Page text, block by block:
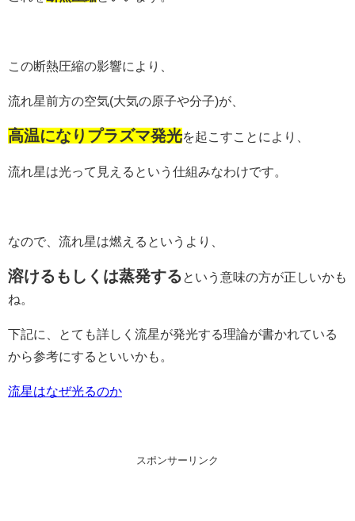
この断熱圧縮の影響により、
流れ星前方の空気(大気の原子や分子)が、
高温になりプラズマ発光を起こすことにより、
流れ星は光って見えるという仕組みなわけです。
なので、流れ星は燃えるというより、
溶けるもしくは蒸発する という意味の方が正しいかも
ね。
下記に、とても詳しく流星が発光する理論が書かれている
から参考にするといいかも。
流星はなぜ光るのか
スポンサーリンク